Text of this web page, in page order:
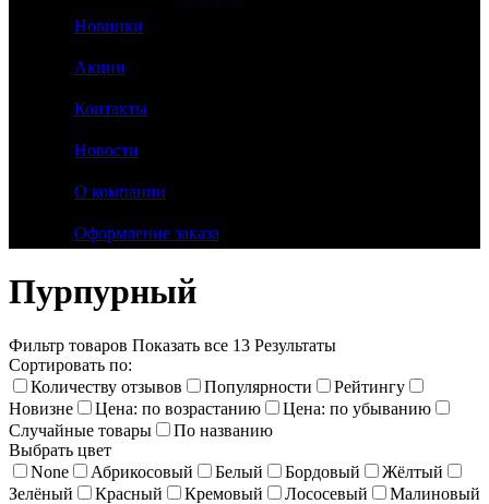
Новинки
Акции
Контакты
Новости
О компании
Оформление заказа
Пурпурный
Фильтр товаров Показать все 13 Результаты
Сортировать по:
Количеству отзывов
Популярности
Рейтингу
Новизне
Цена: по возрастанию
Цена: по убыванию
Случайные товары
По названию
Выбрать цвет
None
Абрикосовый Белый Бордовый
Жёлтый
Зелёный
Красный Кремовый Лососевый
Малиновый